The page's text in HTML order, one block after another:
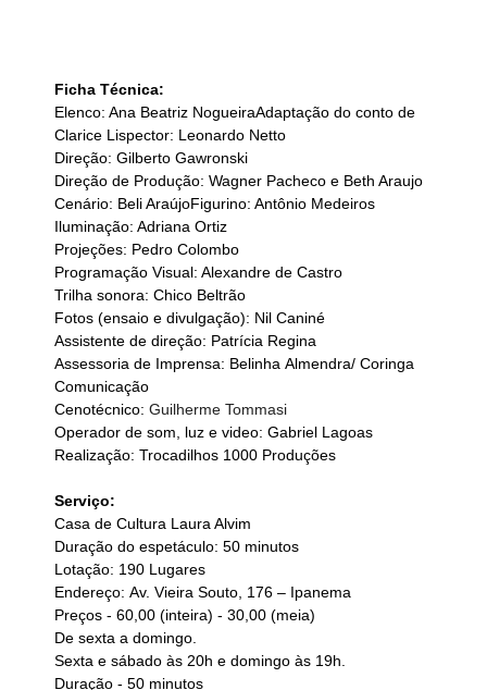
Ficha Técnica:
Elenco: Ana Beatriz NogueiraAdaptação do conto de
Clarice Lispector: Leonardo Netto
Direção: Gilberto Gawronski
Direção de Produção: Wagner Pacheco e Beth Araujo
Cenário: Beli AraújoFigurino: Antônio Medeiros
Iluminação: Adriana Ortiz
Projeções: Pedro Colombo
Programação Visual: Alexandre de Castro
Trilha sonora: Chico Beltrão
Fotos (ensaio e divulgação): Nil Caniné
Assistente de direção: Patrícia Regina
Assessoria de Imprensa: Belinha Almendra/ Coringa
Comunicação
Cenotécnico: Guilherme Tommasi
Operador de som, luz e video: Gabriel Lagoas
Realização: Trocadilhos 1000 Produções
Serviço:
Casa de Cultura Laura Alvim
Duração do espetáculo: 50 minutos
Lotação: 190 Lugares
Endereço: Av. Vieira Souto, 176 – Ipanema
Preços - 60,00 (inteira) - 30,00 (meia)
De sexta a domingo.
Sexta e sábado às 20h e domingo às 19h.
Duração - 50 minutos